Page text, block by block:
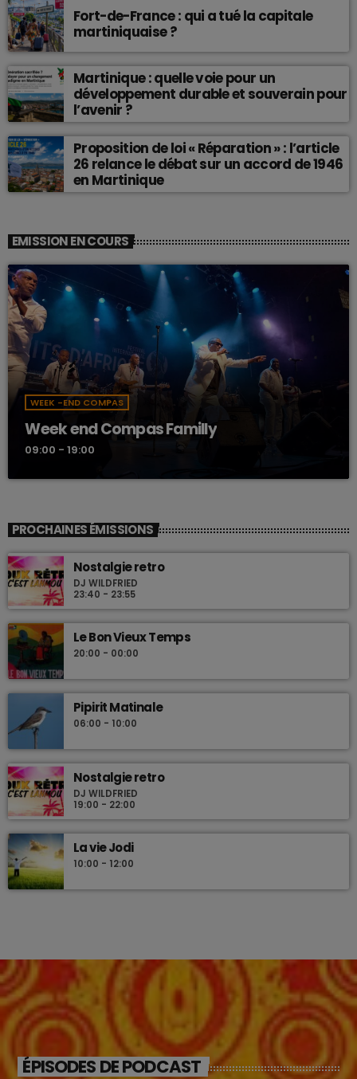
Fort-de-France : qui a tué la capitale
martiniquaise ?
Martinique : quelle voie pour un
développement durable et souverain pour
l’avenir ?
Proposition de loi « Réparation » : l’article
26 relance le débat sur un accord de 1946
en Martinique
EMISSION EN COURS
WEEK -END COMPAS
Week end Compas Familly
09:00 - 19:00
PROCHAINES ÉMISSIONS
Nostalgie retro
DJ WILDFRIED
23:40 - 23:55
Le Bon Vieux Temps
20:00 - 00:00
Pipirit Matinale
06:00 - 10:00
Nostalgie retro
DJ WILDFRIED
19:00 - 22:00
La vie Jodi
10:00 - 12:00
ÉPISODES DE PODCAST